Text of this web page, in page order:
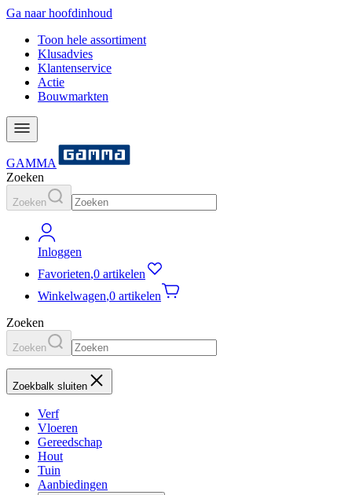
Ga naar hoofdinhoud
Toon hele assortiment
Klusadvies
Klantenservice
Actie
Bouwmarkten
GAMMA
Zoeken
Zoeken
Inloggen
Favorieten,0 artikelen
Winkelwagen,0 artikelen
Zoeken
Zoeken
Zoekbalk sluiten
Verf
Vloeren
Gereedschap
Hout
Tuin
Aanbiedingen